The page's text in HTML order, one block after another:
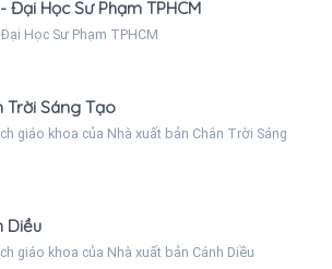
Đại Học Sư Phạm TPHCM
Đại Học Sư Phạm TPHCM
Trời Sáng Tạo
giáo khoa của Nhà xuất bản Chân Trời Sáng
Diều
giáo khoa của Nhà xuất bản Cánh Diều